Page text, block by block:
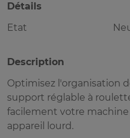
Détails
Etat
Description
Optimisez l'organisation
support réglable à
facilement votre
appareil lourd.